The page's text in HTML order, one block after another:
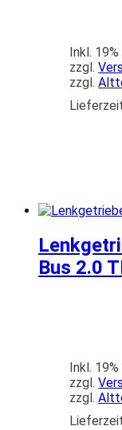
Inkl.
zzgl.
zzgl.
Bus 2.0
Inkl.
zzgl.
zzgl.